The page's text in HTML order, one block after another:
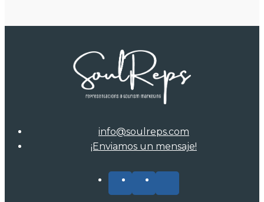
info@soulreps.com
¡Enviamos un mensaje!